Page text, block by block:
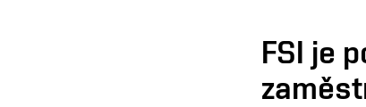
FSI je